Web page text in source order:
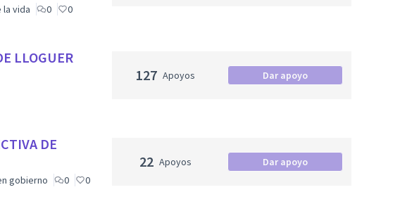
la vida 0 0
LLOGUER
127 Apoyos Dar apoyo
DE
gobierno 0 0
22 Apoyos Dar apoyo